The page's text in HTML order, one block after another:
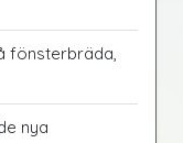
fönsterbräda,
nya